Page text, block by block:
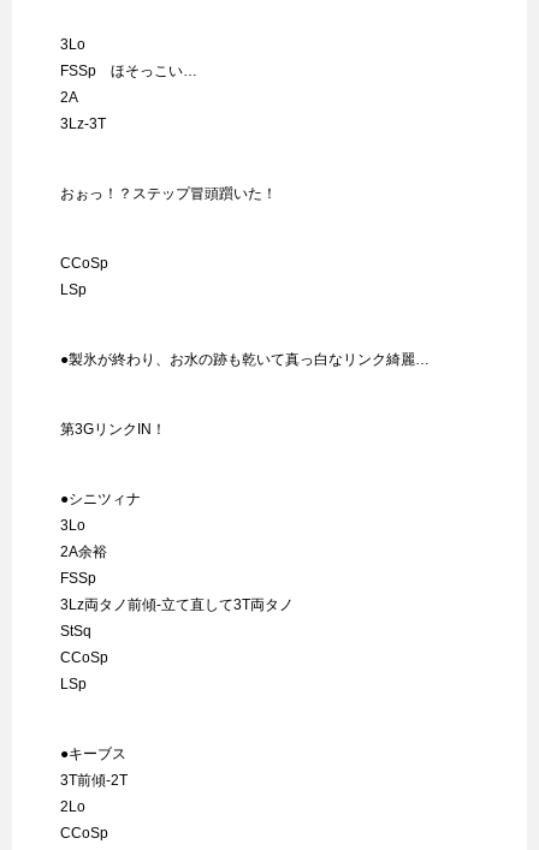
3Lo
FSSp ほそっこい…
2A
3Lz-3T
おぉっ！？ステップ冒頭躓いた！
CCoSp
LSp
●製氷が終わり、お水の跡も乾いて真っ白なリンク綺麗…
第3GリンクIN！
●シニツィナ
3Lo
2A余裕
FSSp
3Lz両タノ前傾-立て直して3T両タノ
StSq
CCoSp
LSp
●キーブス
3T前傾-2T
2Lo
CCoSp